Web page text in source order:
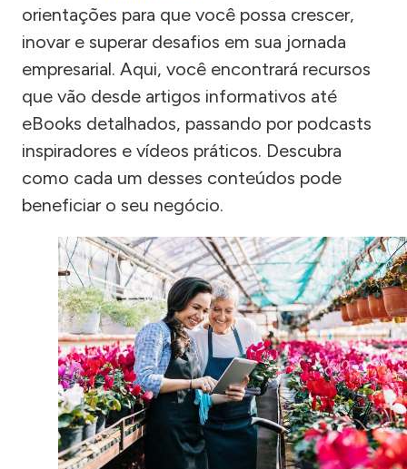
orientações para que você possa crescer,
inovar e superar desafios em sua jornada
empresarial. Aqui, você encontrará recursos
que vão desde artigos informativos até
eBooks detalhados, passando por podcasts
inspiradores e vídeos práticos. Descubra
como cada um desses conteúdos pode
beneficiar o seu negócio.